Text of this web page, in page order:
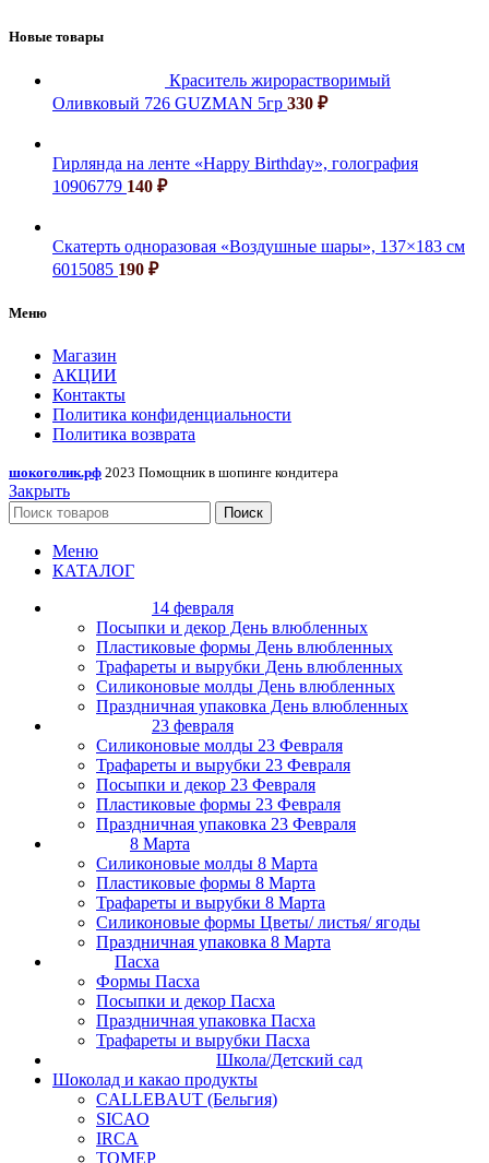
Новые товары
Краситель жирорастворимый
Оливковый 726 GUZMAN 5гр 330 ₽
Гирлянда на ленте «Happy Birthday», голография
10906779 140 ₽
Скатерть одноразовая «Воздушные шары», 137×183 см
6015085 190 ₽
Меню
Магазин
АКЦИИ
Контакты
Политика конфиденциальности
Политика возврата
шокоголик.рф 2023 Помощник в шопинге кондитера
Закрыть
Поиск
Меню
КАТАЛОГ
14 февраля
Посыпки и декор День влюбленных
Пластиковые формы День влюбленных
Трафареты и вырубки День влюбленных
Силиконовые молды День влюбленных
Праздничная упаковка День влюбленных
23 февраля
Силиконовые молды 23 Февраля
Трафареты и вырубки 23 Февраля
Посыпки и декор 23 Февраля
Пластиковые формы 23 Февраля
Праздничная упаковка 23 Февраля
8 Марта
Силиконовые молды 8 Марта
Пластиковые формы 8 Марта
Трафареты и вырубки 8 Марта
Силиконовые формы Цветы/ листья/ ягоды
Праздничная упаковка 8 Марта
Пасха
Формы Пасха
Посыпки и декор Пасха
Праздничная упаковка Пасха
Трафареты и вырубки Пасха
Школа/Детский сад
Шоколад и какао продукты
CALLEBAUT (Бельгия)
SICAO
IRCA
ТОМЕР